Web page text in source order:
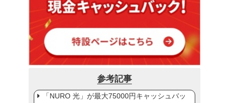
参考記事
「NURO 光」が最大75000円キャッシュバッ